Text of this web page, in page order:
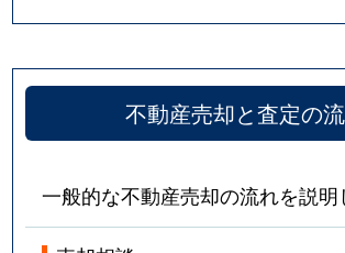
不動産売却と査定の
一般的な不動産売却の流れを説明